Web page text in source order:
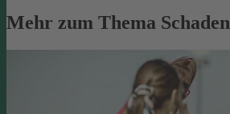
Mehr zum Thema Schaden